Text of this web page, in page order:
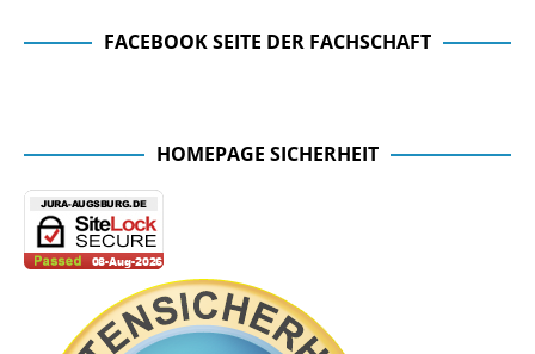
FACEBOOK SEITE DER FACHSCHAFT
HOMEPAGE SICHERHEIT